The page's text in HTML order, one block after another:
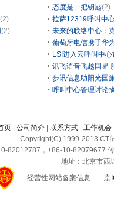
态度是一把钥匙(2)
(2)
拉萨12319呼叫中
(2)
未来的联络中心：
葡萄牙电信携手华
LSI进入云呼叫中
讯飞语音飞越国界
步讯信息助阳光国
呼叫中心管理讨论
页 公司简介 联系方式 工作机会
Copyright(C) 1999-2013 CTI
82012787，+86-10-82079677
地址：北京市西
经营性网站备案信息
京